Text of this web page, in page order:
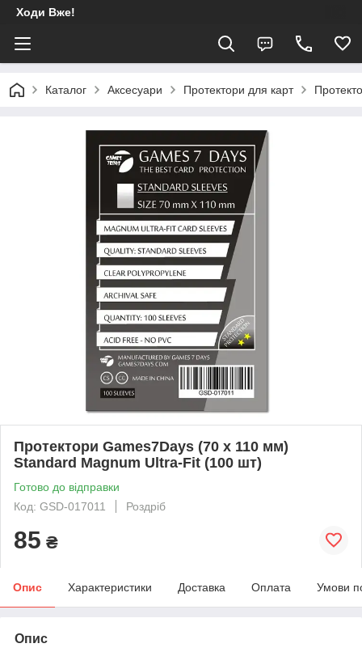
Ходи Вже!
Каталог Аксесуари Протектори для карт
Протектори Games7Days (70 х 110 мм)
Standard Magnum Ultra-Fit (100 шт)
Готово до відправки
Код: GSD-017011
Роздріб
85 ₴
Опис Характеристики Доставка Оплата Умови
Опис